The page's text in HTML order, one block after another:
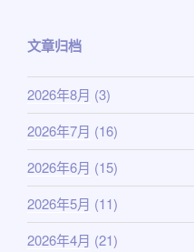
文章归档
2026年8月 (3)
2026年7月 (16)
2026年6月 (15)
2026年5月 (11)
2026年4月 (21)